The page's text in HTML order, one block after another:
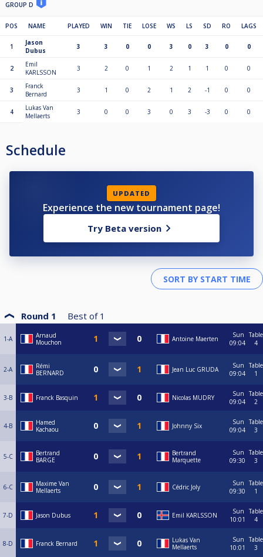
GROUP D
POS NAME PLAYED WIN TIE LOSE WS LS SD RO LAGS
1
Jason
Dubus
3 3 0 0 3 0 3 0 0
2
Emil
KARLSSON
3 2 0 1 2 1 1 0 0
3
Franck
Bernard
3 1 0 2 1 2 -1 0 0
4
Lukas Van
Mellaerts
3 0 0 3 0 3 -3 0 0
Schedule
UPDATED
Experience the new tournament page!
Try Beta version
Round 1 Best of 1
1-A
Arnaud
Mouchon
Antoine Maerten
Sun
09:04
Table
4
2-A
Rémi
BERNARD
Jean Luc GRUDA
Sun
09:04
Table
1
3-B Franck Basquin Nicolas MUDRY
Sun
09:04
Table
2
4-B
Hamed
Kachaou
Johnny Six
Sun
09:04
Table
3
5-C
Bertrand
BARGE
Bertrand
Marquette
Sun
09:30
Table
3
6-C
Maxime Van
Mellaerts
Cédric Joly
Sun
09:30
Table
1
7-D Jason Dubus Emil KARLSSON
Sun
10:01
Table
4
8-D Franck Bernard
Lukas Van
Mellaerts
Sun
10:01
Table
3